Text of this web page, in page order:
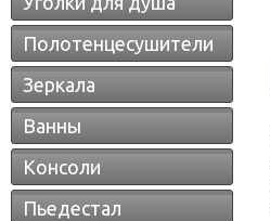
Полотенцесушители
Зеркала
Ванны
Консоли
Пьедестал